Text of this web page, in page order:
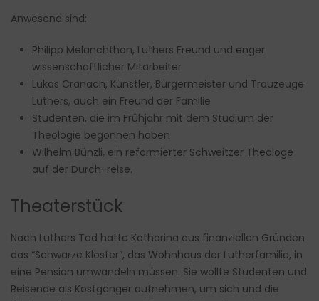
Anwesend sind:
Philipp Melanchthon, Luthers Freund und enger
wissenschaftlicher Mitarbeiter
Lukas Cranach, Künstler, Bürgermeister und Trauzeuge
Luthers, auch ein Freund der Familie
Studenten, die im Frühjahr mit dem Studium der
Theologie begonnen haben
Wilhelm Bünzli, ein reformierter Schweitzer Theologe
auf der Durch-reise.
Theaterstück
Nach Luthers Tod hatte Katharina aus finanziellen Gründen
das “Schwarze Kloster“, das Wohnhaus der Lutherfamilie, in
eine Pension umwandeln müssen. Sie wollte Studenten und
Reisende als Kostgänger aufnehmen, um sich und die